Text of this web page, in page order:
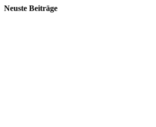
Neuste Beiträge